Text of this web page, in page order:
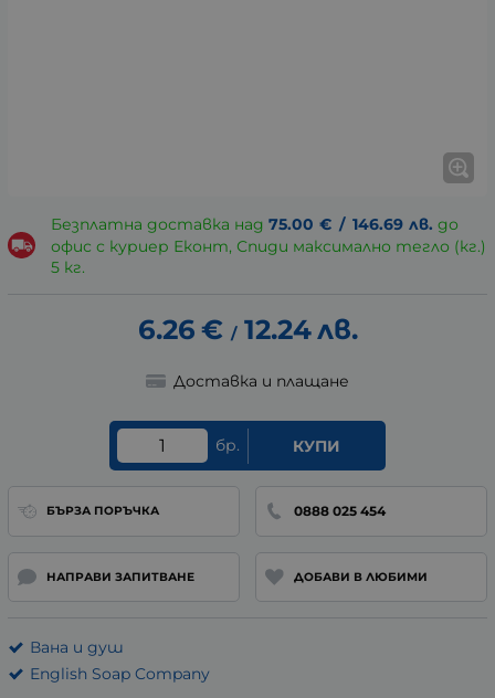
Безплатна доставка над 75.00 € / 146.69 лв. до
офис с куриер Еконт, Спиди максимално тегло (кг.)
5 кг.
6.26 € / 12.24лв.
Доставка и плащане
бр. КУПИ
БЪРЗА ПОРЪЧКА 0888 025 454
НАПРАВИ ЗАПИТВАНЕ ДОБАВИ В ЛЮБИМИ
Вана и душ
English Soap Company